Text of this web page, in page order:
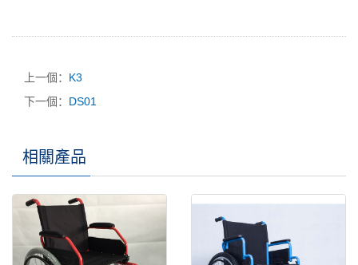
上一個： K3
下一個： DS01
相關產品